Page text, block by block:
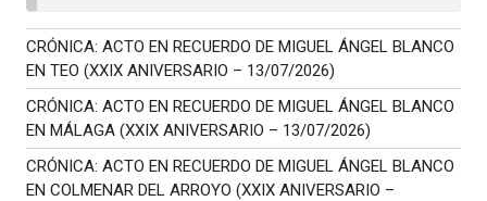
CRÓNICA: ACTO EN RECUERDO DE MIGUEL ÁNGEL BLANCO
EN TEO (XXIX ANIVERSARIO – 13/07/2026)
CRÓNICA: ACTO EN RECUERDO DE MIGUEL ÁNGEL BLANCO
EN MÁLAGA (XXIX ANIVERSARIO – 13/07/2026)
CRÓNICA: ACTO EN RECUERDO DE MIGUEL ÁNGEL BLANCO
EN COLMENAR DEL ARROYO (XXIX ANIVERSARIO –